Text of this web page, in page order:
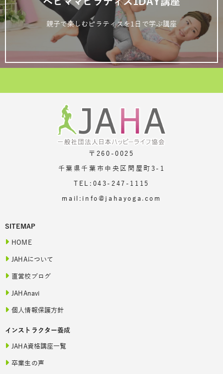
親子で楽しむピラティスを1日で学ぶ講座
〒260-0025
千葉県千葉市中央区問屋町3-1
TEL:043-247-1115
mail:info@jahayoga.com
SITEMAP
HOME
JAHAについて
直営校ブログ
JAHAnavi
個人情報保護方針
インストラクター養成
JAHA資格講座一覧
卒業生の声